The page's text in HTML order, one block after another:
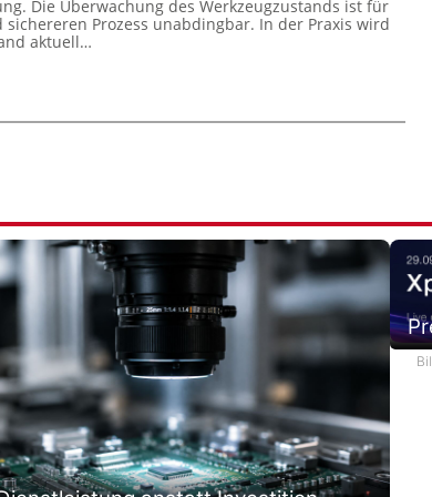
Die Überwachung des Werkzeugzustands ist für
Prozess unabdingbar. In der Praxis wird
aktuell…